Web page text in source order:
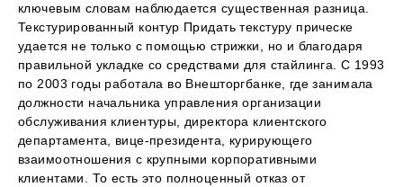
ключевым словам наблюдается существенная разница.
Текстурированный контур Придать текстуру прическе
удается не только с помощью стрижки, но и благодаря
правильной укладке со средствами для стайлинга. С 1993
по 2003 годы работала во Внешторгбанке, где занимала
должности начальника управления организации
обслуживания клиентуры, директора клиентского
департамента, вице-президента, курирующего
взаимоотношения с крупными корпоративными
клиентами. То есть это полноценный отказ от